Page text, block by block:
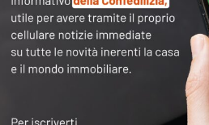
consentito il
anticipato